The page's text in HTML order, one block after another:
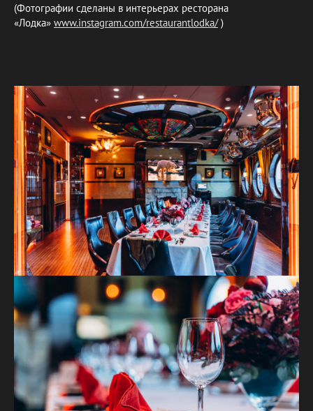
(Фотографии сделаны в интерьерах ресторана
«Лодка» www.instagram.com/restaurantlodka/)